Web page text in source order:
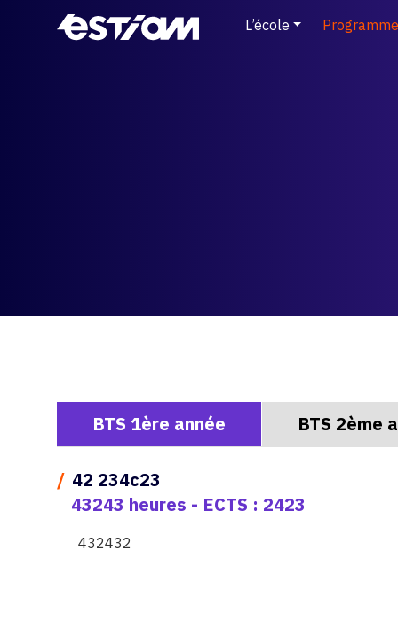
L’école
BTS 1ère année BTS 2ème
/ 42 234c23
43243 heures - ECTS : 2423
432432